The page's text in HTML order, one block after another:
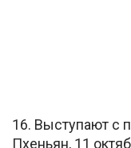
16. Выступают с
Пхеньян, 11